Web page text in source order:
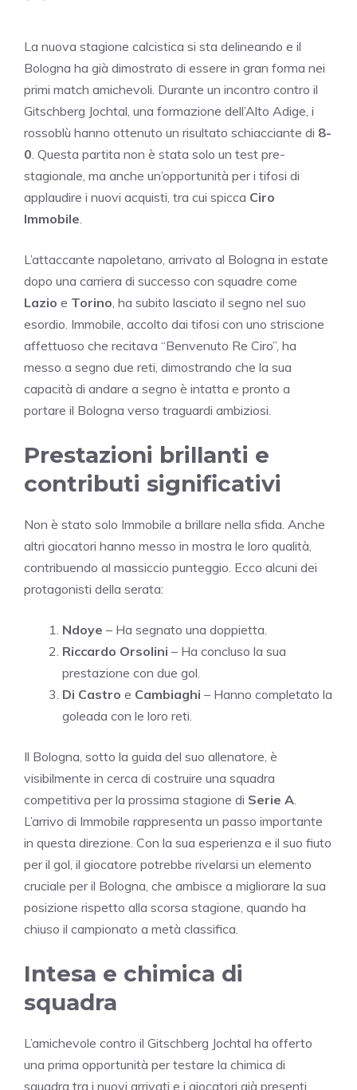
La nuova stagione calcistica si sta delineando e il
Bologna ha già dimostrato di essere in gran forma nei
primi match amichevoli. Durante un incontro contro il
Gitschberg Jochtal, una formazione dell’Alto Adige, i
rossoblù hanno ottenuto un risultato schiacciante di 8-
0 . Questa partita non è stata solo un test pre-
stagionale, ma anche un’opportunità per i tifosi di
applaudire i nuovi acquisti, tra cui spicca Ciro
Immobile
L’attaccante napoletano, arrivato al Bologna in estate
dopo una carriera di successo con squadre come
Lazio e Torino , ha subito lasciato il segno nel suo
esordio. Immobile, accolto dai tifosi con uno striscione
affettuoso che recitava “Benvenuto Re Ciro”, ha
messo a segno due reti, dimostrando che la sua
capacità di andare a segno è intatta e pronto a
portare il Bologna verso traguardi ambiziosi.
Prestazioni brillanti e
contributi significativi
Non è stato solo Immobile a brillare nella sfida. Anche
altri giocatori hanno messo in mostra le loro qualità,
contribuendo al massiccio punteggio. Ecco alcuni dei
protagonisti della serata:
Ndoye – Ha segnato una doppietta.
Riccardo Orsolini – Ha concluso la sua
prestazione con due gol.
Di Castro e Cambiaghi – Hanno completato la
goleada con le loro reti.
Il Bologna, sotto la guida del suo allenatore, è
visibilmente in cerca di costruire una squadra
competitiva per la prossima stagione di Serie A
L’arrivo di Immobile rappresenta un passo importante
in questa direzione. Con la sua esperienza e il suo fiuto
per il gol, il giocatore potrebbe rivelarsi un elemento
cruciale per il Bologna, che ambisce a migliorare la sua
posizione rispetto alla scorsa stagione, quando ha
chiuso il campionato a metà classifica.
Intesa e chimica di
squadra
L’amichevole contro il Gitschberg Jochtal ha offerto
una prima opportunità per testare la chimica di
squadra tra i nuovi arrivati e i giocatori già presenti.